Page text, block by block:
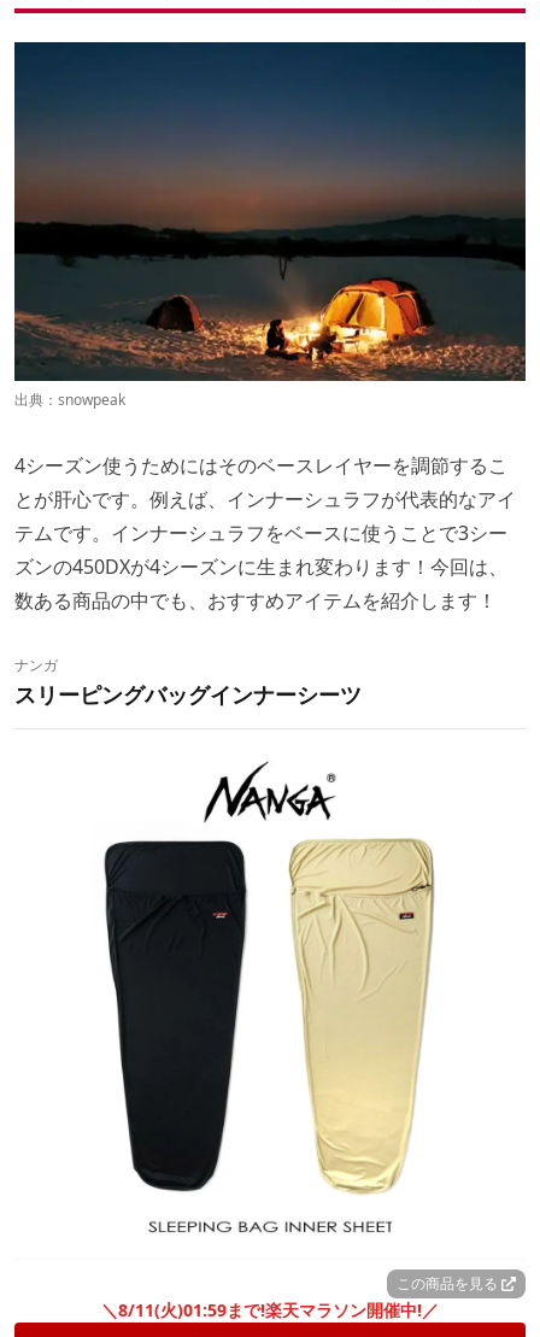
出典： snowpeak
4シーズン使うためにはそのベースレイヤーを調節するこ
とが肝心です。例えば、インナーシュラフが代表的なアイ
テムです。インナーシュラフをベースに使うことで3シー
ズンの450DXが4シーズンに生まれ変わります！今回は、
数ある商品の中でも、おすすめアイテムを紹介します！
ナンガ
スリーピングバッグインナーシーツ
この商品を見る
＼8/11(火)01:59まで!楽天マラソン開催中!／